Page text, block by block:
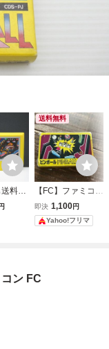
料１
パー
円
送料無料
【FC】ファミコン
ピンボール 【箱付
き/説明書付き/起
動確認済み】カセ
即決 1,100円
Yahoo!フリマ
ン FC